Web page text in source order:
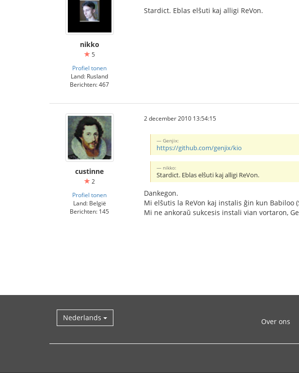
nikko
5
Profiel tonen
Land: Rusland
Berichten: 467
Stardict. Eblas elŝuti kaj alligi ReVon.
custinne
2
Profiel tonen
Land: België
Berichten: 145
2 december 2010 13:54:15
Genjix:
https://github.com/genjix/kio
nikko:
Stardict. Eblas elŝuti kaj alligi ReVon.
Dankegon.
Mi elŝutis la ReVon kaj instalis ĝin kun Babiloo
Mi ne ankoraŭ sukcesis instali vian vortaron,
Nederlands Over ons